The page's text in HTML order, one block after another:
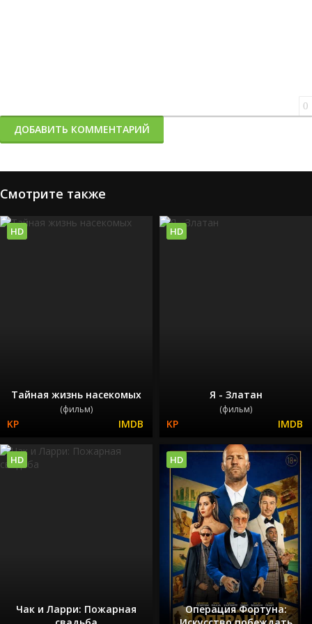
0
ДОБАВИТЬ КОММЕНТАРИЙ
Смотрите также
Тайная жизнь насекомых
(фильм)
HD
Я - Златан
(фильм)
HD
Чак и Ларри: Пожарная
HD
Операция Фортуна:
HD